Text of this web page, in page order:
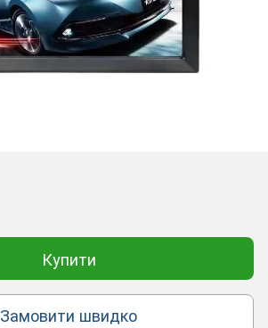
Купити
Замовити швидко